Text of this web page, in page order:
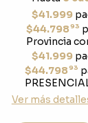
$41.999
$44.79893
Provincia
$41.999
$44.79893
Ver más